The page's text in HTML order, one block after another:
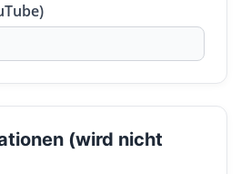
(wird nicht